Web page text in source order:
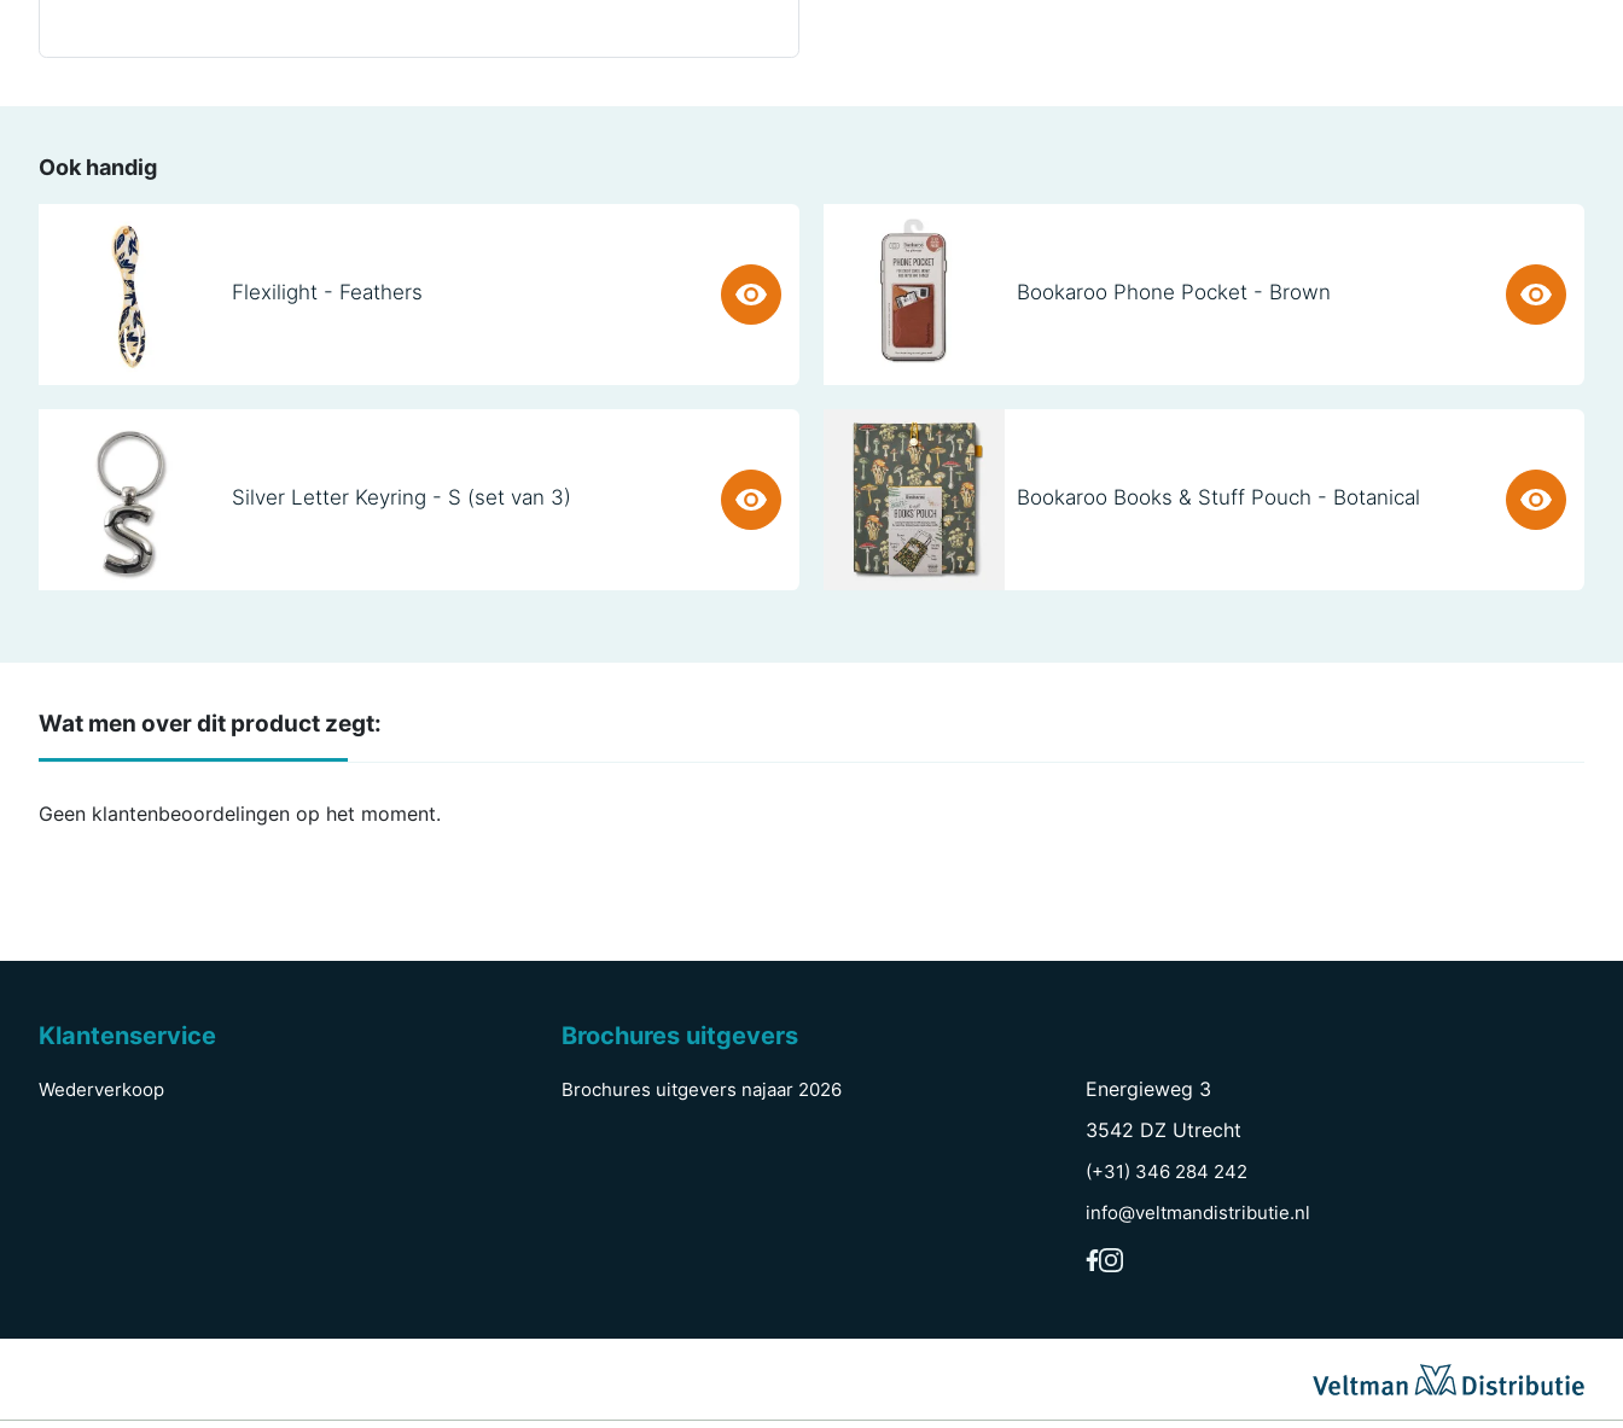
Ook handig
Flexilight - Feathers Bookaroo Phone Pocket - Brown
Silver Letter Keyring - S (set van 3) Bookaroo Books & Stuff Pouch - Botanical
Wat men over dit product zegt:
Geen klantenbeoordelingen op het moment.
Klantenservice
Wederverkoop
Brochures uitgevers
Brochures uitgevers najaar 2026
Energieweg 3
3542 DZ Utrecht
(+31) 346 284 242
info@veltmandistributie.nl